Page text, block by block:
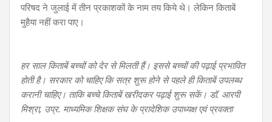
परिषद ने जुलाई में तीन प्रकाशकों के नाम तय किये थे। लेकिन किताबें
मुहैया नहीं करा पाए।
हर साल किताबें बच्चों को देर से मिलती हैं। इससे बच्चों की पढ़ाई प्रभावित
होती है। सरकार को चाहिए कि सत्र शुरू होने से पहले ही किताबें उपलब्ध
करानी चाहिए। ताकि बच्चे किताबें खरीदकर पढ़ाई शुरू सकें। डॉ. आरपी
मिश्रा, उप्र. माध्यमिक शिक्षक संघ के प्रादेशिक उपाध्यक्ष एवं प्रवक्ता